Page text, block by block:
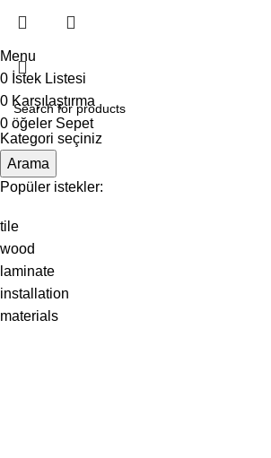
Kategori seçiniz
Arama
Popüler istekler:
tile
wood
laminate
installation
materials
Menu
0 İstek Listesi
0 Karşılaştırma
0 öğeler Sepet